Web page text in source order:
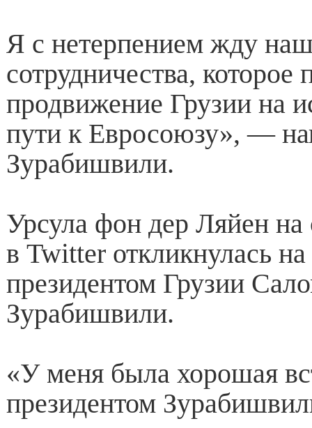
Я с нетерпением жду
сотрудничества, которое
продвижение Грузии на
пути к Евросоюзу», —
Зурабишвили.
Урсула фон дер Ляйен на
в Twitter откликнулась на
президентом Грузии
Зурабишвили.
«У меня была хорошая
президентом